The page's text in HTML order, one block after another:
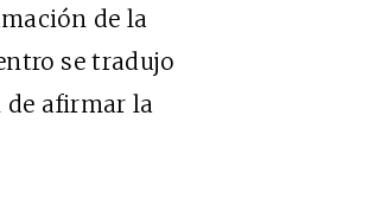
de la
se tradujo
de afirmar la